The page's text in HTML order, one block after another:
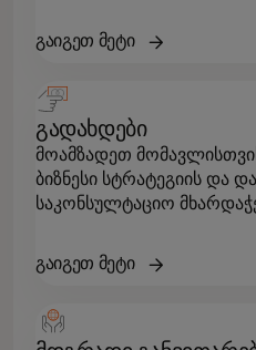
გაიგეთ მეტი
გადახდები
მოამზადეთ
ბიზნესი სტრატეგიის და
საკონსულტაციო
გაიგეთ მეტი